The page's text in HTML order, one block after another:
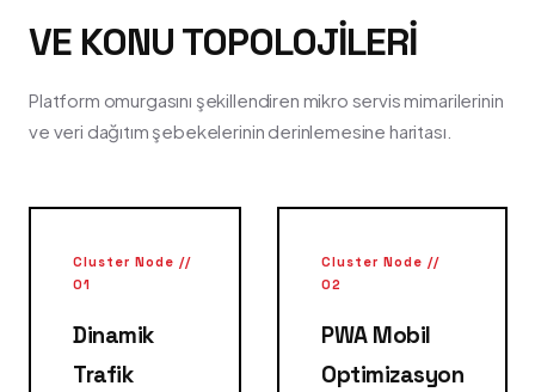
VE KONU TOPOLOJILERI
Platform omurgasını şekillendiren mikro servis mimarilerinin
ve veri dağıtım şebekelerinin derinlemesine haritası.
Cluster Node //
01
Dinamik
Trafik
Cluster Node //
02
PWA Mobil
Optimizasyon